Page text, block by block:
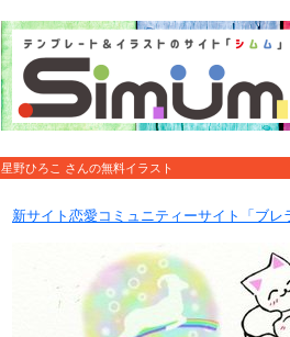
星野ひろこ さんの無料イラスト
新サイト恋愛コミュニティーサイト「ブレ